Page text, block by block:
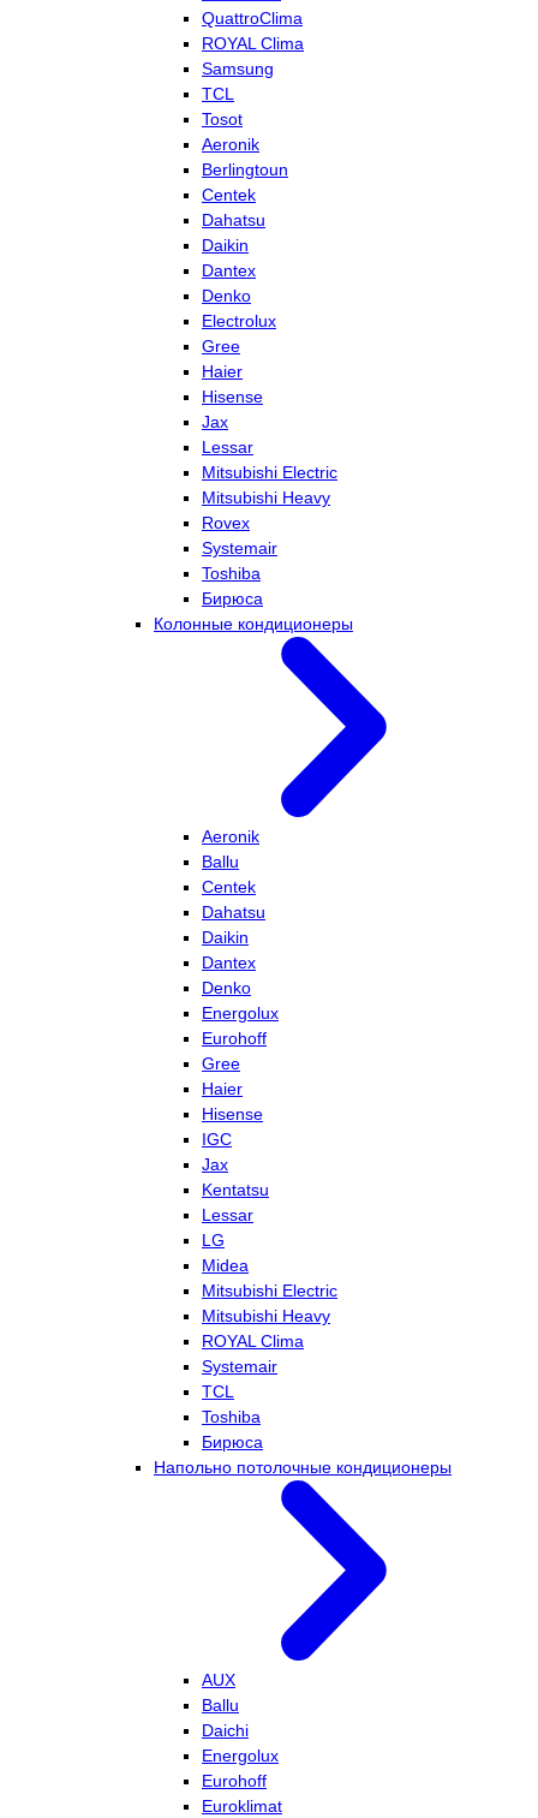
QuattroClima
ROYAL Clima
Samsung
TCL
Tosot
Aeronik
Berlingtoun
Centek
Dahatsu
Daikin
Dantex
Denko
Electrolux
Gree
Haier
Hisense
Jax
Lessar
Mitsubishi Electric
Mitsubishi Heavy
Rovex
Systemair
Toshiba
Бирюса
Колонные кондиционеры
Aeronik
Ballu
Centek
Dahatsu
Daikin
Dantex
Denko
Energolux
Eurohoff
Gree
Haier
Hisense
IGC
Jax
Kentatsu
Lessar
LG
Midea
Mitsubishi Electric
Mitsubishi Heavy
ROYAL Clima
Systemair
TCL
Toshiba
Бирюса
Напольно потолочные кондиционеры
AUX
Ballu
Daichi
Energolux
Eurohoff
Euroklimat